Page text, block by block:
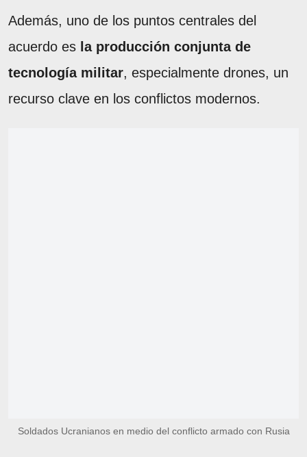
Además, uno de los puntos centrales del
acuerdo es la producción conjunta de
tecnología militar, especialmente drones, un
recurso clave en los conflictos modernos.
Soldados Ucranianos en medio del conflicto armado con Rusia